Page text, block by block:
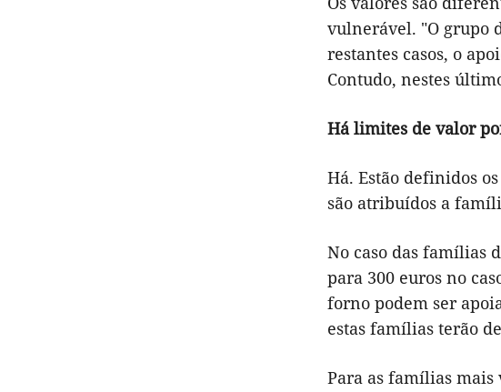
vulnerável. "O grupo
restantes casos, o
Contudo, nestes
Há limites de valor
Há. Estão definidos
são atribuídos a
No caso das famílias
para 300 euros no
forno podem ser
estas famílias terão
Para as famílias mais